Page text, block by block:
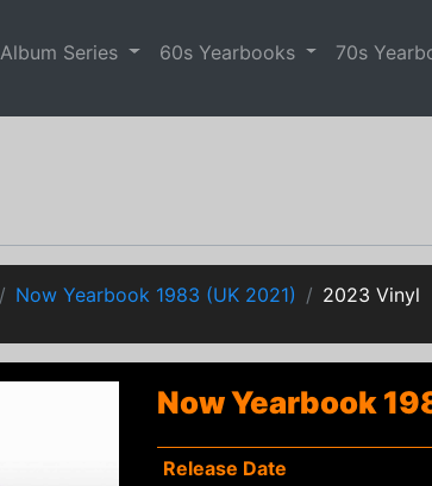
Album Series 60s Yearbooks 70s
Now Yearbook 1983 (UK 2021) 2023 Vinyl
Now Yearbook
Release Date